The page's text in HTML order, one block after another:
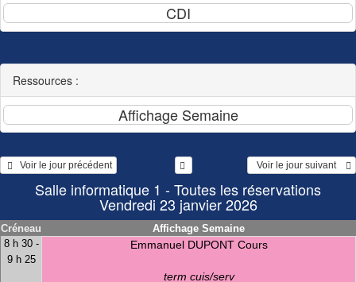
Ressources :
   Voir le jour précédent
  Voir le jour suivant
Salle informatique 1 - Toutes les réservations
Vendredi 23 janvier 2026
Créneau
Affichage Semaine
8 h 30 -
9 h 25
Emmanuel DUPONT Cours
term cuis/serv